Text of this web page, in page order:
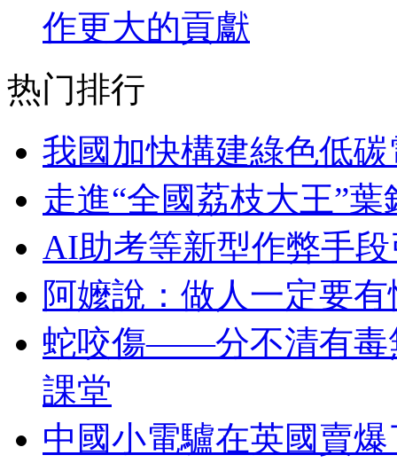
作更大的貢獻
热门排行
我國加快構建綠色低
走進“全國荔枝大王”葉
AI助考等新型作弊手
阿嬤說：做人一定要
蛇咬傷——分不清有毒
課堂
中國小電驢在英國賣